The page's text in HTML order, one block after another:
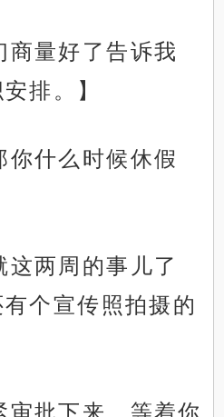
商量好了告诉我
排。】
你什么时候休假
这两周的事儿了
个宣传照拍摄的
审批下来，等着你